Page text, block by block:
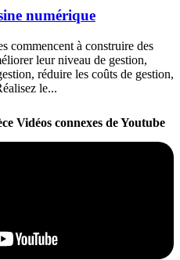
numérique
commencent à construire des
leur niveau de gestion,
réduire les coûts de gestion,
le...
Vidéos connexes de Youtube